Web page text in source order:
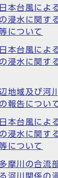
本台風によ
浸水に関す
について
本台風によ
浸水に関す
地域及び河
報告につい
本台風によ
浸水に関す
について
摩川の合流
河川関係の